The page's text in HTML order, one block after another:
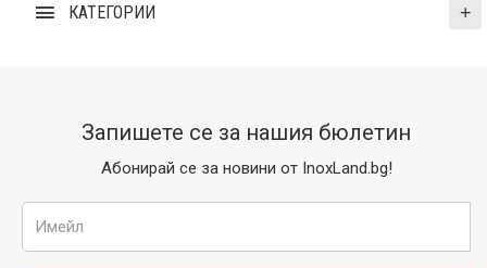
КАТЕГОРИИ
Запишете се за нашия бюлетин
Абонирай се за новини от InoxLand.bg!